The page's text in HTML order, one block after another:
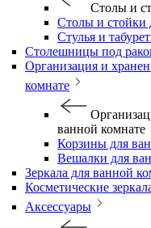
Столы и
Столы и стойки
Стулья и
Столешницы под
Организация и
комнате
ванной комнате
Корзины для
Вешалки для
Зеркала для ванной
Косметические
Аксессуары